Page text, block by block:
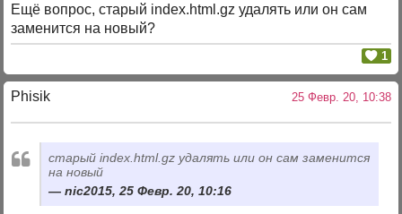
Ещё вопрос, старый index.html.gz удалять или он сам
заменится на новый?
1
Phisik 25 Февр. 20, 10:38
старый index.html.gz удалять или он сам заменится
на новый
nic2015, 25 Февр. 20, 10:16